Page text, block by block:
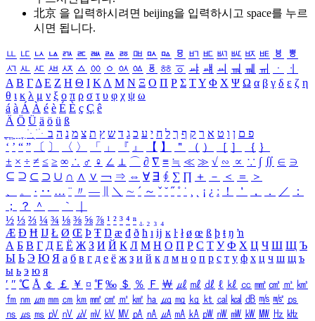
北京 을 입력하시려면 beijing을 입력하시고 space를 누르
시면 됩니다.
ㅥ ㅦ ㅧ ㅨ ㅩ ㅪ ㅫ ㅬ ㅭ ㅮ ㅯ ㅰ ㅱ ㅲ ㅳ ㅴ ㅵ ㅶ ㅷ ㅸ
ㅹ
ㅺ ㅻ ㅼ ㅽ ㅾ ㅿ ㆀ ㆁ ㆂ ㆃ ㆄ ㆅ ㆆ ㆇ ㆈ ㆉ ㆊ ㆋ ㆌ ㆍ
ㆎ
Α Β ΓΔ Ε Ζ Η Θ Ι ΚΛ Μ Ν Ξ Ο Π Ρ Σ ΤΥ Φ Χ Ψ Ω α β γ δ ε ζ η
θ ι κ λ μ ν ξ ο π ρ σ τ υ φ χ ψ ω
á à Á À é è É È ç Ç ê
Ä Ö Ü ä ö ü ß
ִֶֹ ֻּ ׁׂ פ ם ן ו ט א ר ק ף ך ל ח י ע כ ג ד ש ץ ת צ מ נ ה ב
‘ ’ “ ” 〔 〕 〈 〉 「 」 『 』 【 】 ＂ （ ） ［ ］ ｛ ｝
± × ÷ ≠ ≤ ≥ ∞ ∴ ♂ ♀ ∠ ⊥ ⌒ ∂ ∇ ≡ ≒ ≪ ≫ √ ∽ ∝ ∵ ∫ ∬ ∈ ∋
⊆ ⊇ ⊂ ⊃ ∪ ∩ ∧ ∨ ￢ ⇒ ⇔ ∀ ∃ ∮ ∑ ∏ ＋ － ＜ ＝
＞
、
。 · ‥ … ¨ 〃 ― ＼ ∼ ´ ～ ˇ ˘ ˝ ˚ ˙ ¸ ¡ ¿ ː ！ ＇ ， ． ／
：
；
？ ＾ ｀
½ ⅓ ⅔ ¼ ¾ ⅛ ⅜ ⅝ ⅞ ¹ ² ³ ⁴ ⁿ ₁ ₂ ₃ ₄
Æ Ð Ħ Ĳ Ł Ø Œ Þ Ŧ Ŋ æ đ ð ħ ı ĳ ĸ ŀ ł ø œ ß þ ŧ ŋ ŉ
А Б В Г Д Е Ё Ж З И Й К Л М Н О П Р С Т У Ф Х Ц Ч Ш Щ Ъ
Ы Ь Э Ю Я а б в г д е ё ж з и й к л м н о п р с т у ф х ц ч ш щ ъ
ы ь э ю я
′ ″ ℃ Å ￠ ￡ ￥ ¤ ℉ ‰ ＄ ％ Ｆ ￦ ㎕ ㎖ ㎗ ℓ ㎘ ㏄ ㎣ ㎤ ㎥ ㎦
㎙ ㎚ ㎛ ㎜ ㎝ ㎞ ㎟ ㎠ ㎡ ㎢ ㏊ ㎍ ㎎ ㎏ ㏏ ㎈ ㎉ ㏈ ㎧ ㎨ ㎰
㎱ ㎲ ㎳ ㎴ ㎵ ㎶ ㎷ ㎸ ㎹ ㎀ ㎁ ㎂ ㎃ ㎄ ㎺ ㎻ ㎽ ㎾ ㎿ ㎐ ㎑